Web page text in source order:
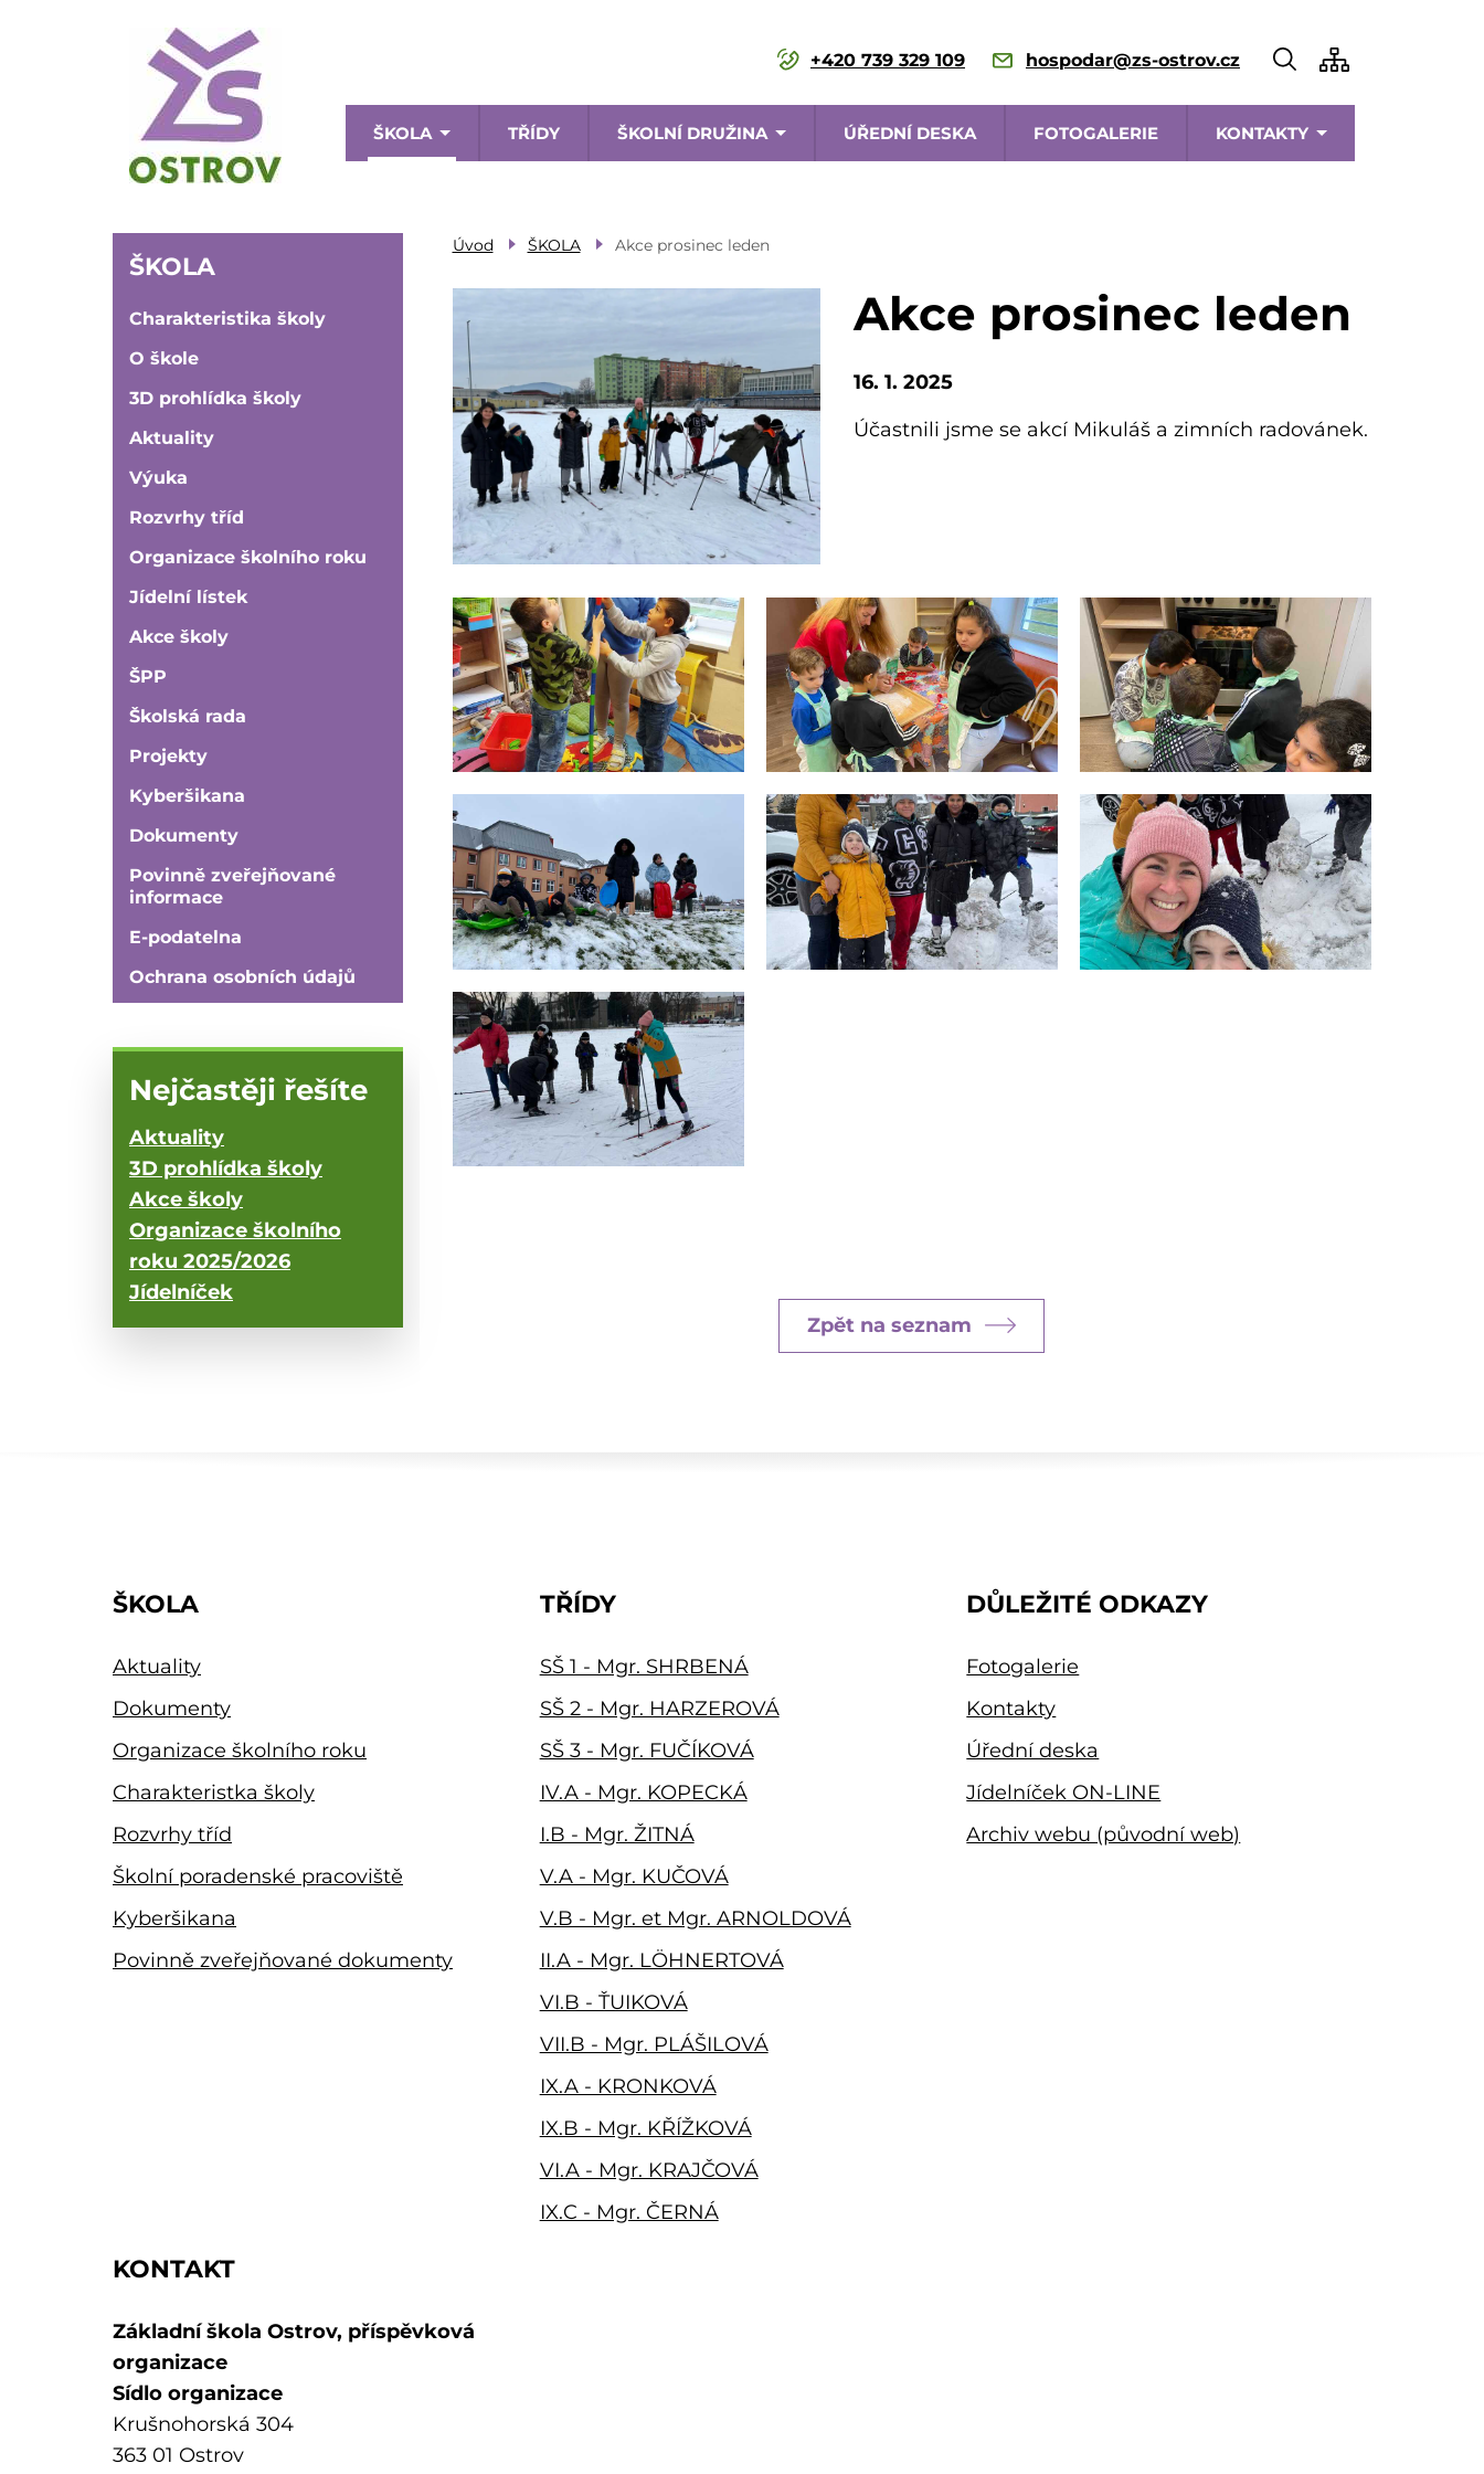
+420 739 329 109 hospodar@zs-ostrov.cz
Menu
navigace
ŠKOLA TŘÍDY ŠKOLNÍ DRUŽINA ÚŘEDNÍ DESKA FOTOGALERIE KONTAKTY
ŠKOLA
ŠKOLA
Charakteristika školy
O škole
3D prohlídka školy
Aktuality
Výuka
Rozvrhy tříd
Organizace školního roku
Jídelní lístek
Akce školy
ŠPP
Školská rada
Projekty
Kyberšikana
Dokumenty
Povinně zveřejňované
informace
E-podatelna
Ochrana osobních údajů
Nejčastěji řešíte
Aktuality
3D prohlídka školy
Akce školy
Organizace školního
roku 2025/2026
Jídelníček
Úvod ŠKOLA Akce prosinec leden
Akce prosinec leden
16. 1. 2025
Účastnili jsme se akcí Mikuláš a zimních radovánek.
Zpět na seznam
ŠKOLA
Aktuality
Dokumenty
Organizace školního roku
Charakteristka školy
Rozvrhy tříd
Školní poradenské pracoviště
Kyberšikana
Povinně zveřejňované dokumenty
TŘÍDY
SŠ 1 - Mgr. SHRBENÁ
SŠ 2 - Mgr. HARZEROVÁ
SŠ 3 - Mgr. FUČÍKOVÁ
IV.A - Mgr. KOPECKÁ
I.B - Mgr. ŽITNÁ
V.A - Mgr. KUČOVÁ
V.B - Mgr. et Mgr. ARNOLDOVÁ
II.A - Mgr. LÖHNERTOVÁ
VI.B - ŤUIKOVÁ
VII.B - Mgr. PLÁŠILOVÁ
IX.A - KRONKOVÁ
IX.B - Mgr. KŘÍŽKOVÁ
VI.A - Mgr. KRAJČOVÁ
IX.C - Mgr. ČERNÁ
DŮLEŽITÉ ODKAZY
Fotogalerie
Kontakty
Úřední deska
Jídelníček ON-LINE
Archiv webu (původní web)
KONTAKT
Základní škola Ostrov, příspěvková
organizace
Sídlo organizace
Krušnohorská 304
363 01 Ostrov